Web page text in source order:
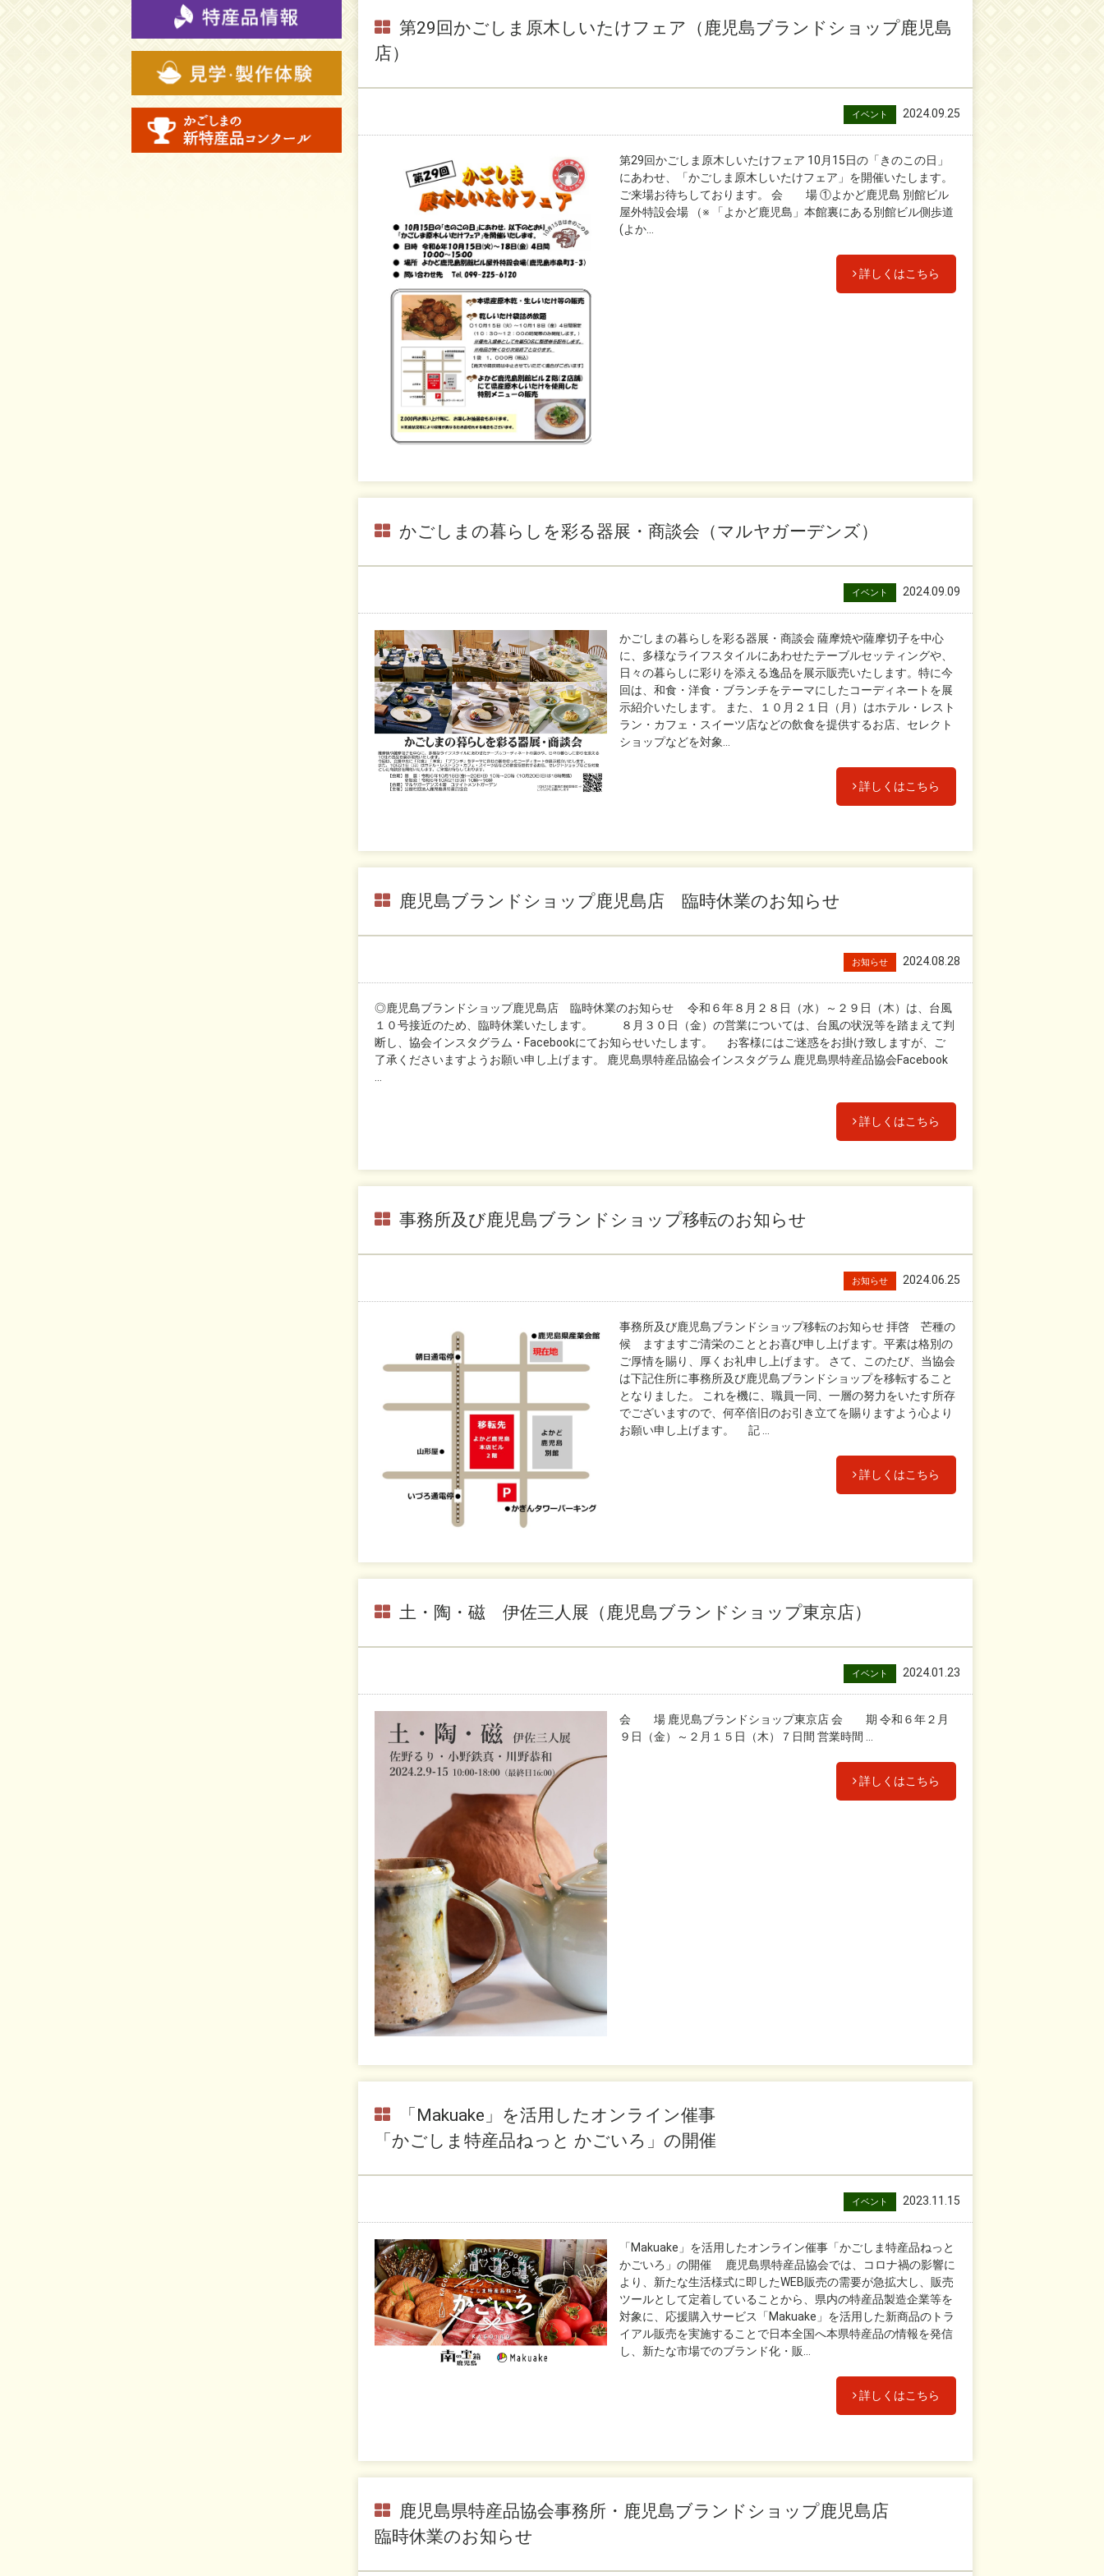
第29回かごしま原木しいたけフェア（鹿児島ブランドショップ鹿児島
店）
イベント 2024.09.25
第29回かごしま原木しいたけフェア 10月15日の「きのこの日」
にあわせ、「かごしま原木しいたけフェア」を開催いたします。
ご来場お待ちしております。 会 場 ①よかど鹿児島 別館ビル
屋外特設会場 （※ 「よかど鹿児島」本館裏にある別館ビル側歩道
(よか...
詳しくはこちら
かごしまの暮らしを彩る器展・商談会（マルヤガーデンズ）
イベント 2024.09.09
かごしまの暮らしを彩る器展・商談会 薩摩焼や薩摩切子を中心
に、多様なライフスタイルにあわせたテーブルセッティングや、
日々の暮らしに彩りを添える逸品を展示販売いたします。特に今
回は、和食・洋食・ブランチをテーマにしたコーディネートを展
示紹介いたします。 また、１０月２１日（月）はホテル・レスト
ラン・カフェ・スイーツ店などの飲食を提供するお店、セレクト
ショップなどを対象...
詳しくはこちら
鹿児島ブランドショップ鹿児島店 臨時休業のお知らせ
お知らせ 2024.08.28
◎鹿児島ブランドショップ鹿児島店 臨時休業のお知らせ 令和６年８月２８日（水）～２９日（木）は、台風
１０号接近のため、臨時休業いたします。 ８月３０日（金）の営業については、台風の状況等を踏まえて判
断し、協会インスタグラム・Facebookにてお知らせいたします。 お客様にはご迷惑をお掛け致しますが、ご
了承くださいますようお願い申し上げます。 鹿児島県特産品協会インスタグラム 鹿児島県特産品協会Facebook
詳しくはこちら
事務所及び鹿児島ブランドショップ移転のお知らせ
お知らせ 2024.06.25
事務所及び鹿児島ブランドショップ移転のお知らせ 拝啓 芒種の
候 ますますご清栄のこととお喜び申し上げます。平素は格別の
ご厚情を賜り、厚くお礼申し上げます。 さて、このたび、当協会
は下記住所に事務所及び鹿児島ブランドショップを移転すること
となりました。 これを機に、職員一同、一層の努力をいたす所存
でございますので、何卒倍旧のお引き立てを賜りますよう心より
お願い申し上げます。 記 ...
詳しくはこちら
土・陶・磁 伊佐三人展（鹿児島ブランドショップ東京店）
イベント 2024.01.23
会 場 鹿児島ブランドショップ東京店 会 期 令和６年２月
９日（金）～２月１５日（木）７日間 営業時間 ...
詳しくはこちら
「Makuake」を活用したオンライン催事
「かごしま特産品ねっと かごいろ」の開催
イベント 2023.11.15
「Makuake」を活用したオンライン催事「かごしま特産品ねっと
かごいろ」の開催 鹿児島県特産品協会では、コロナ禍の影響に
より、新たな生活様式に即したWEB販売の需要が急拡大し、販売
ツールとして定着していることから、県内の特産品製造企業等を
対象に、応援購入サービス「Makuake」を活用した新商品のトラ
イアル販売を実施することで日本全国へ本県特産品の情報を発信
し、新たな市場でのブランド化・販...
詳しくはこちら
鹿児島県特産品協会事務所・鹿児島ブランドショップ鹿児島店
臨時休業のお知らせ